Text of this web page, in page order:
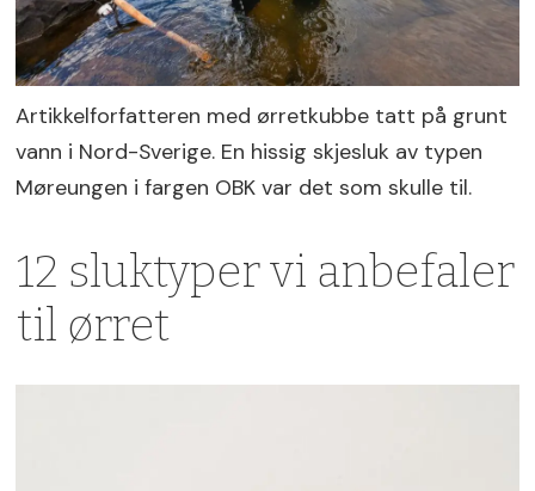
Artikkelforfatteren med ørretkubbe tatt på grunt
vann i Nord-Sverige. En hissig skjesluk av typen
Møreungen i fargen OBK var det som skulle til.
12 sluktyper vi anbefaler
til ørret